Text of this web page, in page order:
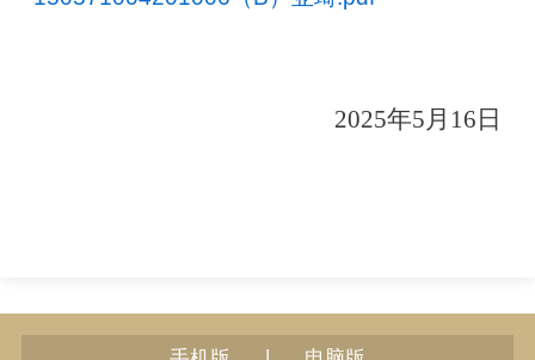
2025年5月16日